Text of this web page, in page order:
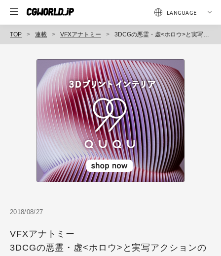
TOP 連載 VFXアナトミー 3DCGの悪霊・虚<ホロウ>と実写アクションの巧みな融合、映画『BLEACH』VFXメイキング
2018/08/27
VFXアナトミー
3DCGの悪霊・虚<ホロウ>と実写アクションの